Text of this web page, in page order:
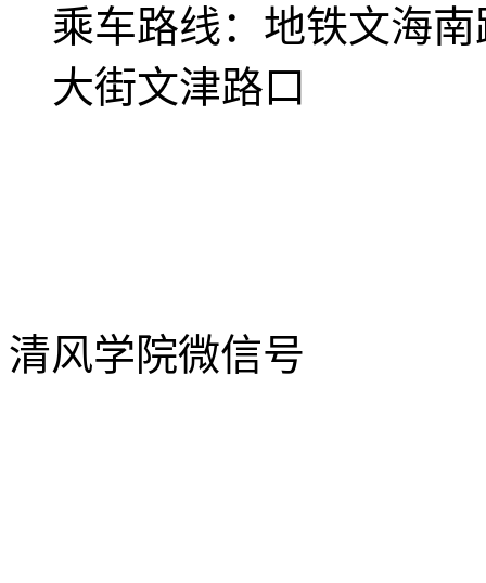
乘车路线： 地铁文海
大街文津路口
清风学院微信号